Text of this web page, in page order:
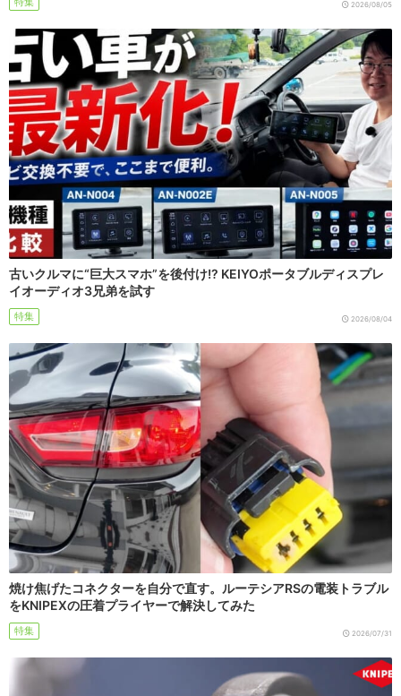
2026/08/05
古いクルマに“巨大スマホ”を後付け!? KEIYOポータブルディスプレ
イオーディオ3兄弟を試す
特集 2026/08/04
焼け焦げたコネクターを自分で直す。ルーテシアRSの電装トラブル
をKNIPEXの圧着プライヤーで解決してみた
特集 2026/07/31